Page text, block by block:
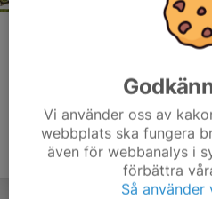
Vi använder oss av
webbplats ska fungera
även för webbanalys i
förbättra
Så använder